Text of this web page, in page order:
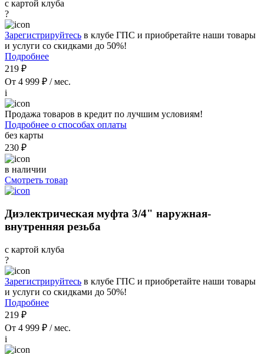
с картой клуба
?
Зарегистрируйтесь в клубе ГПС и приобретайте наши товары
и услуги со скидками до 50%!
Подробнее
219 ₽
От 4 999 ₽ / мес.
i
Продажа товаров в кредит по лучшим условиям!
Подробнее о способах оплаты
без карты
230 ₽
в наличии
Смотреть товар
Диэлектрическая муфта 3/4" наружная-
внутренняя резьба
с картой клуба
?
Зарегистрируйтесь в клубе ГПС и приобретайте наши товары
и услуги со скидками до 50%!
Подробнее
219 ₽
От 4 999 ₽ / мес.
i